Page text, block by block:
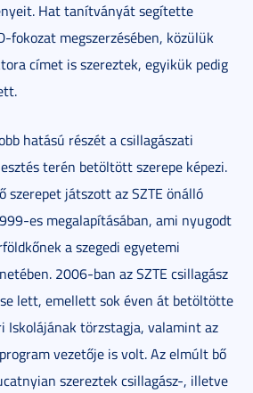
Hat tanítványát segítette
fokozat megszerzésében, közülük
címet is szereztek, egyikük pedig
hatású részét a csillagászati
terén betöltött szerepe képezi.
szerepet játszott az SZTE önálló
es megalapításában, ami nyugodt
a szegedi egyetemi
2006-ban az SZTE csillagász
lett, emellett sok éven át betöltötte
Iskolájának törzstagja, valamint az
vezetője is volt. Az elmúlt bő
szereztek csillagász-, illetve